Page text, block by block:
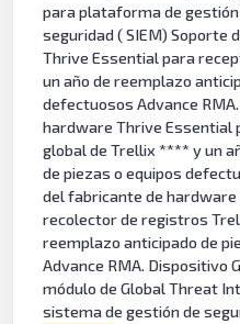
para plataforma de
seguridad ( SIEM) Soporte
Thrive Essential para
un año de reemplazo
defectuosos Advance
hardware Thrive Essential
global de Trellix **** y un
de piezas o equipos
del fabricante de
recolector de registros
reemplazo anticipado de
Advance RMA. Dispositivo
módulo de Global Threat
sistema de gestión de